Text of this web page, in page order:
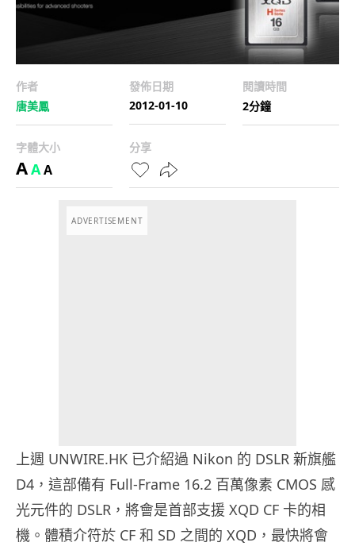
作者
唐美鳳
發佈日期
2012-01-10
閱讀時間
2分鐘
字體大小
AAA
分享
ADVERTISEMENT
上週 UNWIRE.HK 已介紹過 Nikon 的 DSLR 新旗艦
D4，這部備有 Full-Frame 16.2 百萬像素 CMOS 感
光元件的 DSLR，將會是首部支援 XQD CF 卡的相
機。體積介符於 CF 和 SD 之間的 XQD，最快將會